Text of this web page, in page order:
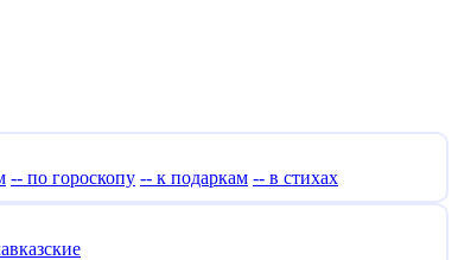
-- по гороскопу -- к подаркам -- в стихах